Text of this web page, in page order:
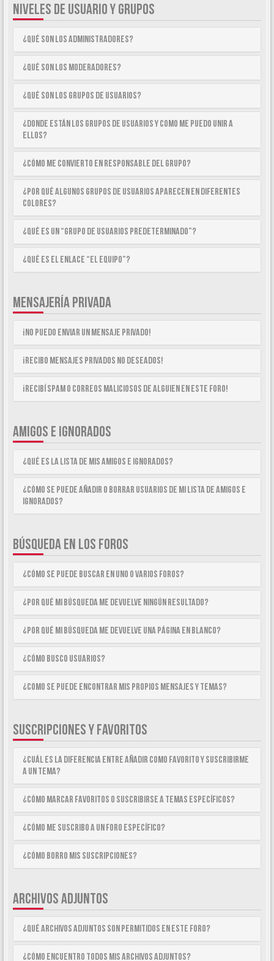
NIVELES DE USUARIO Y GRUPOS
¿Qué son los Administradores?
¿Qué son los Moderadores?
¿Qué son los Grupos de Usuarios?
¿Donde están los Grupos de Usuarios y como me puedo unir a
ellos?
¿Cómo me convierto en Responsable del Grupo?
¿Por qué algunos Grupos de Usuarios aparecen en diferentes
colores?
¿Qué es un “Grupo de Usuarios predeterminado”?
¿Qué es el enlace “El equipo”?
MENSAJERÍA PRIVADA
¡No puedo enviar un mensaje privado!
¡Recibo mensajes privados no deseados!
¡Recibí spam o correos maliciosos de alguien en este foro!
AMIGOS E IGNORADOS
¿Qué es la lista de Mis Amigos e Ignorados?
¿Cómo se puede añadir o borrar usuarios de mi lista de Amigos e
Ignorados?
BÚSQUEDA EN LOS FOROS
¿Cómo se puede buscar en uno o varios foros?
¿Por qué mi búsqueda me devuelve ningún resultado?
¿Por qué mi búsqueda me devuelve una página en blanco?
¿Cómo busco usuarios?
¿Como se puede encontrar mis propios mensajes y temas?
SUSCRIPCIONES Y FAVORITOS
¿Cuál es la diferencia entre añadir como Favorito y suscribirme
a un tema?
¿Cómo marcar Favoritos o suscribirse a temas específicos?
¿Cómo me suscribo a un foro específico?
¿Cómo borro mis suscripciones?
ARCHIVOS ADJUNTOS
¿Qué archivos adjuntos son permitidos en este foro?
¿Cómo encuentro todos mis archivos adjuntos?